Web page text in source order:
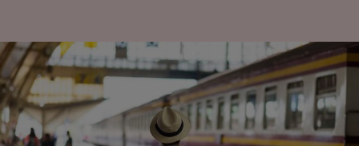
Endgeräteeigenschaften zur Identifikation
aktiv abfragen. Speichern von oder Zugriff auf
Informationen auf einem Endgerät.
Personalisierte Werbung und Inhalte, Messung
von Werbeleistung und der Performance von
Inhalten, Zielgruppenforschung sowie